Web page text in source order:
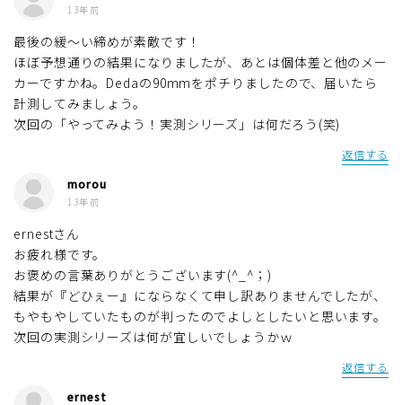
13年前
最後の緩～い締めが素敵です！
ほぼ予想通りの結果になりましたが、あとは個体差と他のメー
カーですかね。Dedaの90mmをポチりましたので、届いたら
計測してみましょう。
次回の「やってみよう！実測シリーズ」は何だろう(笑)
返信する
morou
13年前
ernestさん
お疲れ様です。
お褒めの言葉ありがとうございます(^_^；)
結果が『どひぇー』にならなくて申し訳ありませんでしたが、
もやもやしていたものが判ったのでよしとしたいと思います。
次回の実測シリーズは何が宜しいでしょうかｗ
返信する
ernest